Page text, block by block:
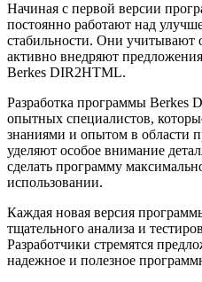
Начиная с первой версии
постоянно работают над
стабильности. Они учитывают
активно внедряют
Berkes DIR2HTML.
Разработка программы Berkes
опытных специалистов,
знаниями и опытом в области
уделяют особое внимание
сделать программу
использовании.
Каждая новая версия
тщательного анализа и
Разработчики стремятся
надежное и полезное